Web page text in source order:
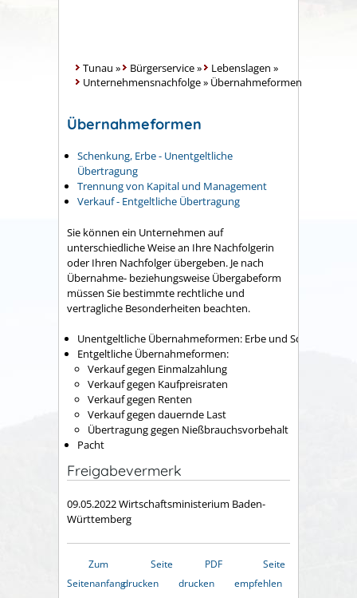
Tunau » Bürgerservice» Lebenslagen »
Unternehmensnachfolge» Übernahmeformen
Übernahmeformen
Schenkung, Erbe - Unentgeltliche
Übertragung
Trennung von Kapital und Management
Verkauf - Entgeltliche Übertragung
Sie können ein Unternehmen auf
unterschiedliche Weise an Ihre Nachfolgerin
oder Ihren Nachfolger übergeben. Je nach
Übernahme- beziehungsweise Übergabeform
müssen Sie bestimmte rechtliche und
vertragliche Besonderheiten beachten.
Unentgeltliche Übernahmeformen: Erbe und Schenkung
Entgeltliche Übernahmeformen:
Verkauf gegen Einmalzahlung
Verkauf gegen Kaufpreisraten
Verkauf gegen Renten
Verkauf gegen dauernde Last
Übertragung gegen Nießbrauchsvorbehalt
Pacht
Freigabevermerk
09.05.2022 Wirtschaftsministerium Baden-
Württemberg
Zum
Seitenanfang
Seite
drucken
PDF
drucken
Seite
empfehlen